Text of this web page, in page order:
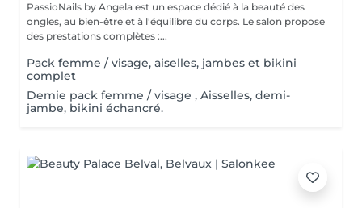
PassioNails by Angela est un espace dédié à la beauté des
ongles, au bien-être et à l'équilibre du corps. Le salon propose
des prestations complètes :...
Pack femme / visage, aiselles, jambes et bikini
complet
Demie pack femme / visage , Aisselles, demi-
jambe, bikini échancré.